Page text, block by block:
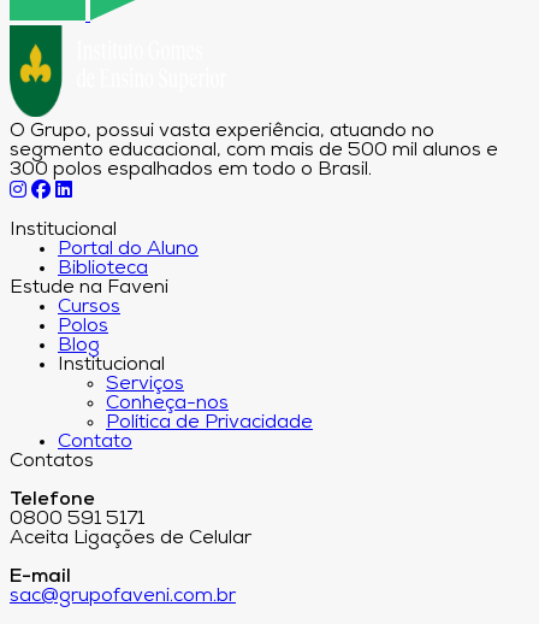
O Grupo, possui vasta experiência, atuando no
segmento educacional, com mais de 500 mil alunos e
300 polos espalhados em todo o Brasil.
Institucional
Portal do Aluno
Biblioteca
Estude na Faveni
Cursos
Polos
Blog
Institucional
Serviços
Conheça-nos
Política de Privacidade
Contato
Contatos
Telefone
0800 591 5171
Aceita Ligações de Celular
E-mail
sac@grupofaveni.com.br